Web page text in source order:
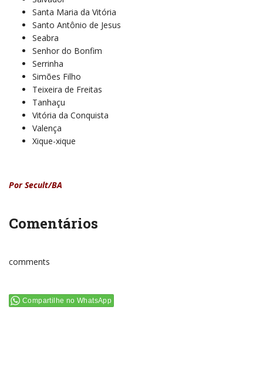
Santa Maria da Vitória
Santo Antônio de Jesus
Seabra
Senhor do Bonfim
Serrinha
Simões Filho
Teixeira de Freitas
Tanhaçu
Vitória da Conquista
Valença
Xique-xique
Por Secult/BA
Comentários
comments
Compartilhe no WhatsApp